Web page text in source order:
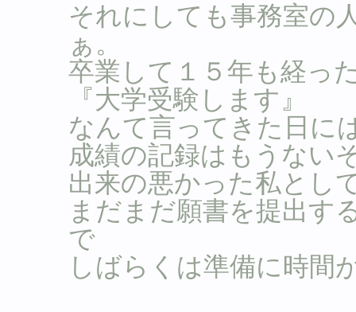
それにしても事務室の
ぁ。
卒業して１５年も経っ
『大学受験します』
なんて言ってきた日に
成績の記録はもうない
出来の悪かった私とし
まだまだ願書を提出す
で
しばらくは準備に時間